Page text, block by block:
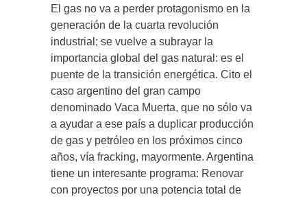
El gas no va a perder protagonismo en la
generación de la cuarta revolución
industrial; se vuelve a subrayar la
importancia global del gas natural: es el
puente de la transición energética. Cito el
caso argentino del gran campo
denominado Vaca Muerta, que no sólo va
a ayudar a ese país a duplicar producción
de gas y petróleo en los próximos cinco
años, vía fracking, mayormente. Argentina
tiene un interesante programa: Renovar
con proyectos por una potencia total de